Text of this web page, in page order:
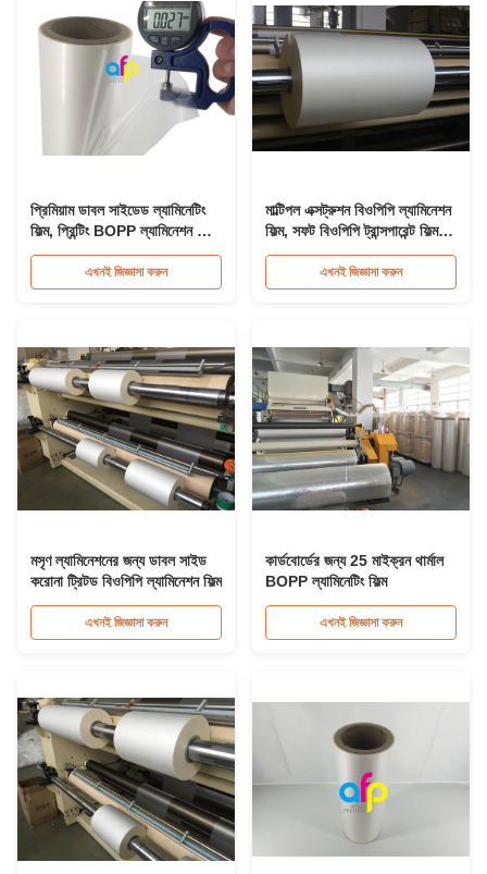
প্রিমিয়াম ডাবল সাইডেড ল্যামিনেটিং
ফিল্ম, প্রিন্টিং BOPP ল্যামিনেশন ফিল্ম
রোল
এখনই জিজ্ঞাসা করুন
মাল্টিপল এক্সট্রুশন বিওপিপি ল্যামিনেশন
ফিল্ম, সফট বিওপিপি ট্রান্সপারেন্ট ফিল্ম
রোল
এখনই জিজ্ঞাসা করুন
মসৃণ ল্যামিনেশনের জন্য ডাবল সাইড
করোনা ট্রিটড বিওপিপি ল্যামিনেশন ফিল্ম
এখনই জিজ্ঞাসা করুন
কার্ডবোর্ডের জন্য 25 মাইক্রন থার্মাল
BOPP ল্যামিনেটিং ফিল্ম
এখনই জিজ্ঞাসা করুন